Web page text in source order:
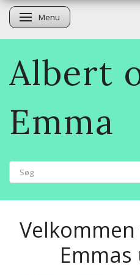
Skifte navigation
Menu
Albert
Emma